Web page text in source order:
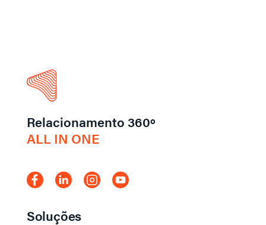
Relacionamento 360º
ALL IN ONE
Soluções